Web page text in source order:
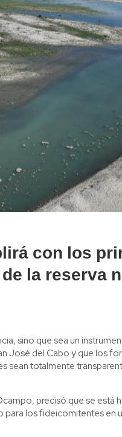
con los
la reserva
sino que sea un
José del Cabo y que los
sean totalmente
precisó que se está
para los fideicomitentes